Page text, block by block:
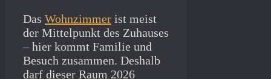
Das Wohnzimmer ist meist
der Mittelpunkt des Zuhauses
– hier kommt Familie und
Besuch zusammen. Deshalb
darf dieser Raum 2026